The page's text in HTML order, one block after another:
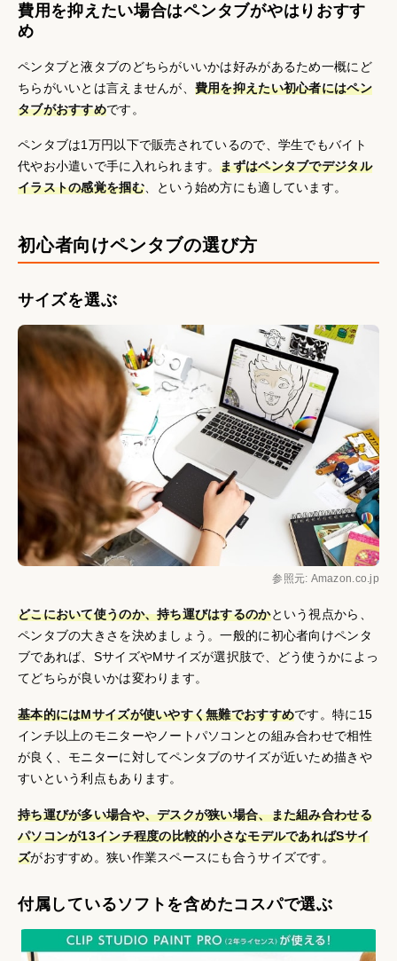
費用を抑えたい場合はペンタブがやはりおすす
め
ペンタブと液タブのどちらがいいかは好みがあるため一概にど
ちらがいいとは言えませんが、 費用を抑えたい初心者にはペン
タブがおすすめです。
ペンタブは1万円以下で販売されているので、学生でもバイト
代やお小遣いで手に入れられます。まずはペンタブでデジタル
イラストの感覚を掴む、という始め方にも適しています。
初心者向けペンタブの選び方
サイズを選ぶ
参照元: Amazon.co.jp
どこにおいて使うのか、持ち運びはするのかという視点から、
ペンタブの大きさを決めましょう。一般的に初心者向けペンタ
ブであれば、SサイズやMサイズが選択肢で、どう使うかによっ
てどちらが良いかは変わります。
基本的にはMサイズが使いやすく無難でおすすめです。特に15
インチ以上のモニターやノートパソコンとの組み合わせで相性
が良く、モニターに対してペンタブのサイズが近いため描きや
すいという利点もあります。
持ち運びが多い場合や、デスクが狭い場合、また組み合わせる
パソコンが13インチ程度の比較的小さなモデルであればSサイ
ズがおすすめ。狭い作業スペースにも合うサイズです。
付属しているソフトを含めたコスパで選ぶ